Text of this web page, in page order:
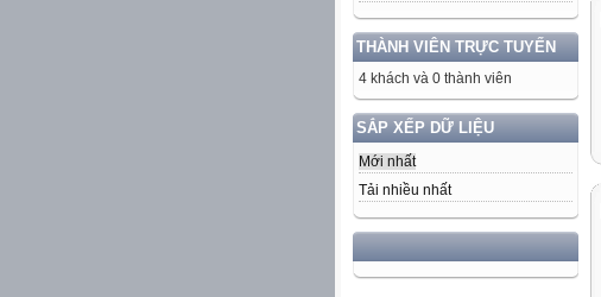
THÀNH VIÊN TRỰC TUYẾN
4 khách và 0 thành viên
SẮP XẾP DỮ LIỆU
Mới nhất
Tải nhiều nhất